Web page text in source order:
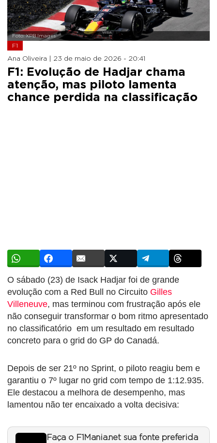
Foto: XPB Images
F1
Ana Oliveira | 23 de maio de 2026 - 20:41
F1: Evolução de Hadjar chama
atenção, mas piloto lamenta
chance perdida na classificação
O sábado (23) de Isack Hadjar foi de grande
evolução com a Red Bull no Circuito Gilles
Villeneuve, mas terminou com frustração após ele
não conseguir transformar o bom ritmo apresentado
no classificatório em um resultado em resultado
concreto para o grid do GP do Canadá.
Depois de ser 21º no Sprint, o piloto reagiu bem e
garantiu o 7º lugar no grid com tempo de 1:12.935.
Ele destacou a melhora de desempenho, mas
lamentou não ter encaixado a volta decisiva:
Faça o F1Mania.net sua fonte preferida